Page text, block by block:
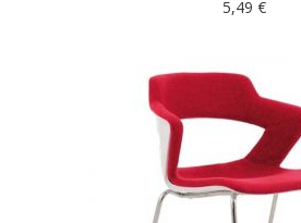
5,49 €